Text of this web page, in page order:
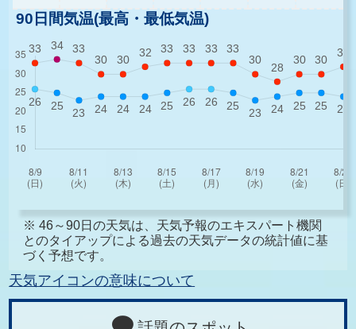
90日間気温(最高・最低気温)
※ 46～90日の天気は、天気予報のエキスパート機関
とのタイアップによる過去の天気データの統計値に基
づく予想です。
天気アイコンの意味について